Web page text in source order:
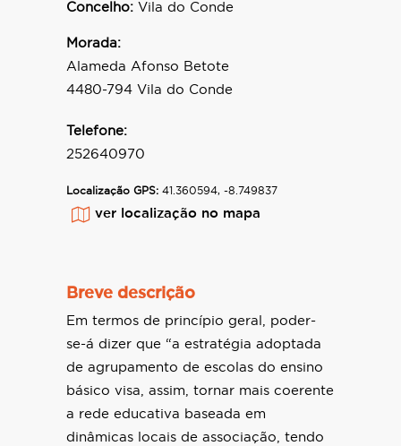
Concelho: Vila do Conde
Morada:
Alameda Afonso Betote
4480-794 Vila do Conde
Telefone:
252640970
Localização GPS: 41.360594, -8.749837
ver localização no mapa
Breve descrição
Em termos de princípio geral, poder-
se-á dizer que “a estratégia adoptada
de agrupamento de escolas do ensino
básico visa, assim, tornar mais coerente
a rede educativa baseada em
dinâmicas locais de associação, tendo